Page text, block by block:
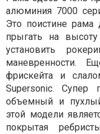
алюминия 7000
Это поистине
прыгать на
установить
маневренности.
фрискейта и
Supersonic. Супер
объемный и
этой модели
покрытая